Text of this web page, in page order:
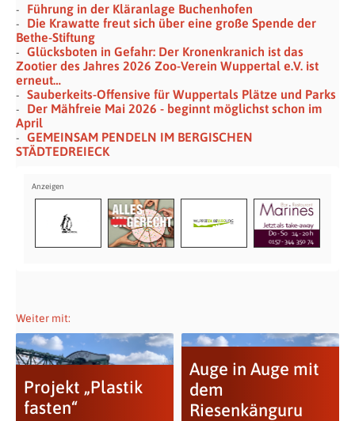
Führung in der Kläranlage Buchenhofen
Die Krawatte freut sich über eine große Spende der
Bethe-Stiftung
Glücksboten in Gefahr: Der Kronenkranich ist das
Zootier des Jahres 2026 Zoo-Verein Wuppertal e.V. ist
erneut…
Sauberkeits-Offensive für Wuppertals Plätze und Parks
Der Mähfreie Mai 2026 - beginnt möglichst schon im
April
GEMEINSAM PENDELN IM BERGISCHEN
STÄDTEDREIECK
Weiter mit:
Projekt „Plastik
fasten“
Auge in Auge mit
dem
Riesenkänguru